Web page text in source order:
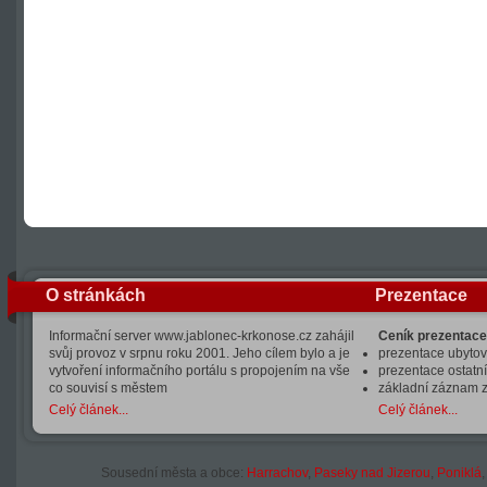
O stránkách
Informační server www.jablonec-krkonose.cz zahájil
svůj provoz v srpnu roku 2001. Jeho cílem bylo a je
vytvoření informačního portálu s propojením na vše
co souvisí s městem
Celý článek...
Prezentace
Ceník
prezentace
prezentace
základní záznam
Celý článek...
Sousední města a obce: Harrachov, Paseky nad Jizerou, Poniklá,